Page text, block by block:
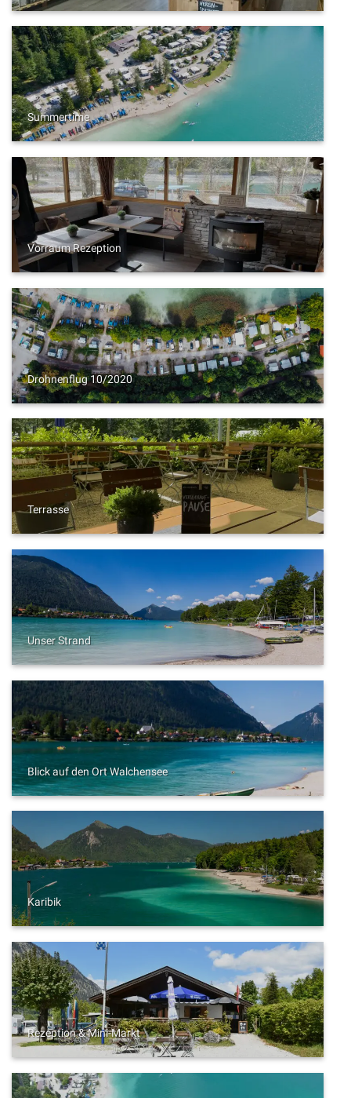
Summertime
Vorraum Rezeption
Drohnenflug 10/2020
Terrasse
Unser Strand
Blick auf den Ort Walchensee
Karibik
Rezeption & Mini-Markt